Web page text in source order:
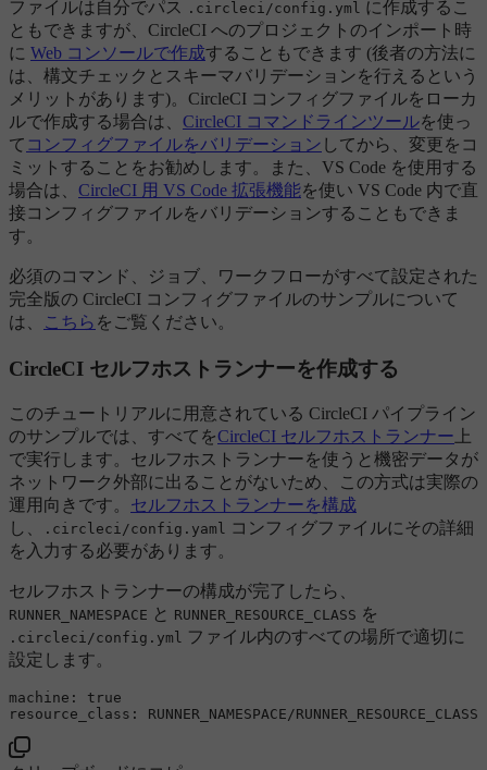
ファイルは自分でパス .circleci/config.yml に作成するこ
ともできますが、CircleCI へのプロジェクトのインポート時
に Web コンソールで作成することもできます (後者の方法に
は、構文チェックとスキーマバリデーションを行えるという
メリットがあります)。CircleCI コンフィグファイルをローカ
ルで作成する場合は、 CircleCI コマンドラインツールを使っ
て コンフィグファイルをバリデーション してから、変更をコ
ミットすることをお勧めします。また、VS Code を使用する
場合は、 CircleCI 用 VS Code 拡張機能を使い VS Code 内で直
接コンフィグファイルをバリデーションすることもできま
す。
必須のコマンド、ジョブ、ワークフローがすべて設定された
完全版の CircleCI コンフィグファイルのサンプルについて
は、
こちら をご覧ください。
CircleCI セルフホストランナーを作成する
このチュートリアルに用意されている CircleCI パイプライン
のサンプルでは、すべてをCircleCI セルフホストランナー 上
で実行します。セルフホストランナーを使うと機密データが
ネットワーク外部に出ることがないため、この方式は実際の
運用向きです。 セルフホストランナーを構成
し、
.circleci/config.yaml コンフィグファイルにその詳細
を入力する必要があります。
セルフホストランナーの構成が完了したら、
RUNNER_NAMESPACE と RUNNER_RESOURCE_CLASS を
.circleci/config.yml ファイル内のすべての場所で適切に
設定します。
machine:
true
resource_class:
RUNNER_NAMESPACE/RUNNER_RESOURCE_CLASS